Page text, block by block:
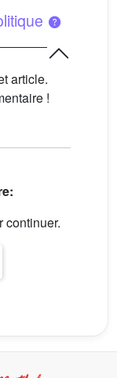
article.
!
continuer.